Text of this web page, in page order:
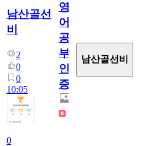
남산골선
비
2
0
0
10:05
0
영
어
공
부
인
증
남산골선비